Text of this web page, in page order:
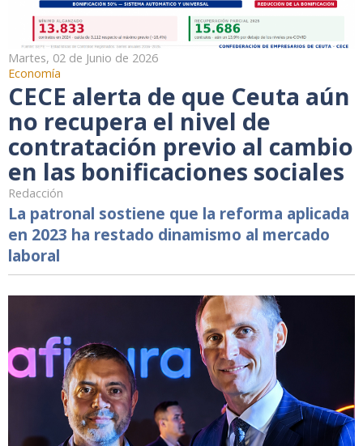
Martes, 02 de Junio de 2026
Economía
CECE alerta de que Ceuta aún
no recupera el nivel de
contratación previo al cambio
en las bonificaciones sociales
Redacción
La patronal sostiene que la reforma aplicada
en 2023 ha restado dinamismo al mercado
laboral